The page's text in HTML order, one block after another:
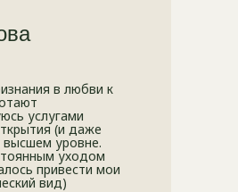
в любви к
услугами
(и даже
высшем уровне.
уходом
привести мои
вид)